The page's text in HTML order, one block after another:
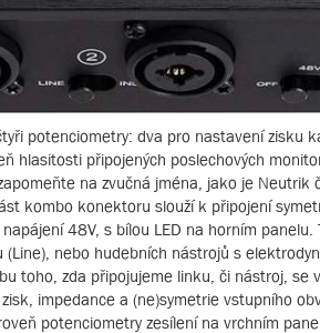
potenciometry: dva pro nastavení zisku
hlasitosti připojených poslechových
na zvučná jména, jako je Neutrik
kombo konektoru slouží k připojení
48V, s bílou LED na horním
(Line), nebo hudebních nástrojů s
toho, zda připojujeme linku, či nástroj, se
impedance a (ne)symetrie vstupního
potenciometry zesílení na vrchním